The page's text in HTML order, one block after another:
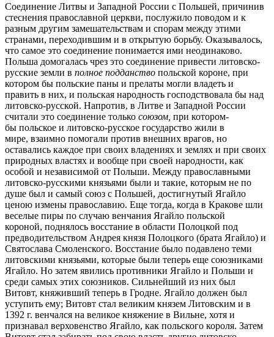
Соединение Литвы и Западной России с Польшей, причинив
стеснения православной церкви, послужило поводом и к
разным другим замешательствам и спорам между этими
странами, переходившим и в открытую борьбу. Оказывалось,
что самое это соединение понимается ими неодинаково.
Польша домогалась чрез это соединение привести литовско-
русские земли в полное подданство польской короне, при
котором бы польские паны и прелаты могли владеть и
править в них, и польская народность господствовала бы над
литовско-русской. Напротив, в Литве и Западной России
считали это соединение только союзом, при котором-
бы польское и литовско-русское государство жили в
мире, взаимно помогали против внешних врагов, но
оставались каждое при своих владениях и землях и при своих
природных властях и вообще при своей народности, как
особой и независимой от Польши. Между православными
литовско-русскими князьями были и такие, которым не по
душе был и самый союз с Польшей, достигнутый Ягайло
ценою измены православию. Еще тогда, когда в Кракове шли
веселые пиры по случаю венчания Ягайло польской
короной, поднялось восстание в области Полоцкой под
предводительством Андрея князя Полоцкого (брата Ягайло) и
Святослава Смоленского. Восстание было подавлено теми
литовскими князьями, которые были теперь еще союзниками
Ягайло. Но затем явились противники Ягайло и Польши и
среди самых этих союзников. Сильнейший из них был
Витовт, княживший теперь в Гродне. Ягайло должен был
уступить ему; Витовт стал великим князем Литовским и в
1392 г. венчался на великое княжение в Вильне, хотя и
признавал верховенство Ягайло, как польского короля. Затем